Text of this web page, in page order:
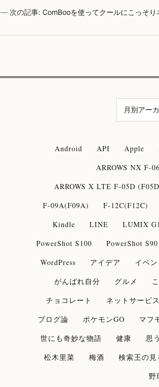
次の記事:ComBooを使ってクールにこっそり
Android API Apple
ARROWS NX F-
ARROWS X LTE F-05D
F-09A(F09A)
F-12C(F12C)
Kindle
LINE LUMIX
PowerShot S100
PowerShot S90
WordPress
アイデア イベン
がんばれ自分
グルメ
チョコレート
ネットサービス
ブログ論
ポケモンGO マフ
世にも奇妙な物語
健康 思
松木里菜
梅酒 検索王の見
野